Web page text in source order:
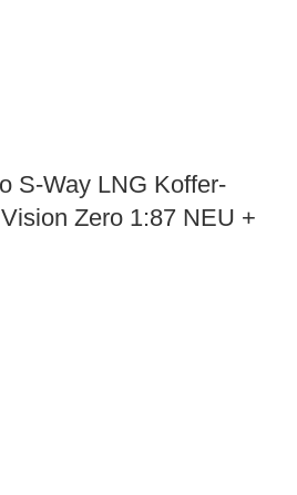
S-Way LNG Koffer-
Zero 1:87 NEU +